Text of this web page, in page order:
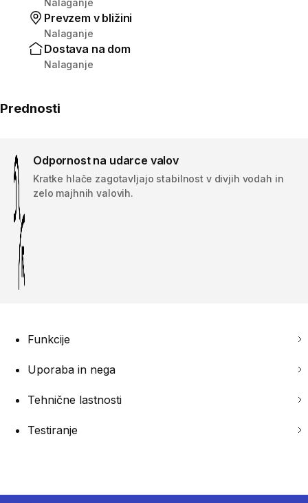
Prevzem v bližini
Nalaganje
Dostava na dom
Nalaganje
Prednosti
Odpornost na udarce valov
Kratke hlače zagotavljajo stabilnost v divjih vodah in
zelo majhnih valovih.
Funkcije
Uporaba in nega
Tehnične lastnosti
Testiranje